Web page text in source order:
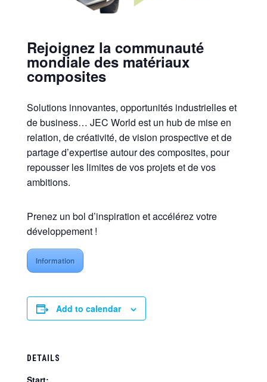
Rejoignez la communauté
mondiale des matériaux
composites
Solutions innovantes, opportunités industrielles et
de business… JEC World est un hub de mise en
relation, de créativité, de vision prospective et de
partage d’expertise autour des composites, pour
repousser les limites de vos projets et de vos
ambitions.
Prenez un bol d’inspiration et accélérez votre
développement !
Information
Add to calendar
DETAILS
Start: